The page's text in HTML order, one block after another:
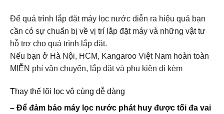
Để quá trình lắp đặt máy lọc nước diễn ra hiệu quả bạn
cần có sự chuẩn bị về vị trí lắp đặt máy và những vật tư
hỗ trợ cho quá trình lắp đặt.
Nếu bạn ở Hà Nội, HCM, Kangaroo Việt Nam hoàn toàn
MIỄN phí vận chuyển, lắp đặt và phụ kiện đi kèm
Thay thế lõi lọc vô cùng dễ dàng
– Để đảm bảo máy lọc nước phát huy được tối đa vai